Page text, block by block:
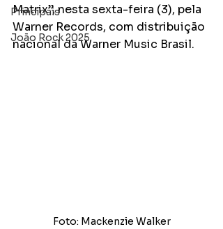
Principais
João Rock 2025
Matrix”, nesta sexta-feira (3), pela
Warner Records, com distribuição
nacional da Warner Music Brasil.
Foto: Mackenzie Walker